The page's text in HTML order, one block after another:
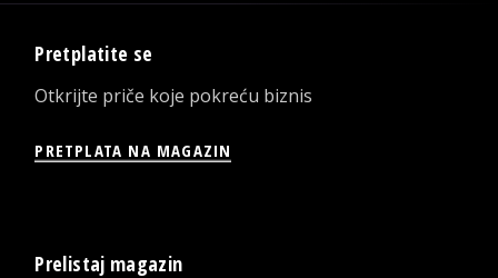
Pretplatite se
Otkrijte priče koje pokreću biznis
PRETPLATA NA MAGAZIN
Prelistaj magazin